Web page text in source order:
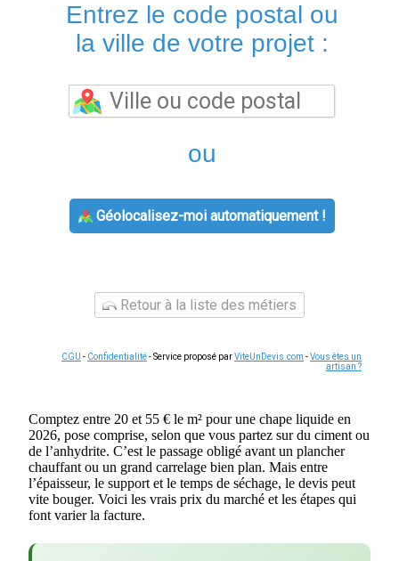
Entrez le code postal ou
la ville de votre projet :
ou
Géolocalisez-moi automatiquement !
Retour à la liste des métiers
CGU - Confidentialité- Service proposé parViteUnDevis.com -Vous êtes un
artisan ?
Comptez entre 20 et 55 € le m² pour une chape liquide en
2026, pose comprise, selon que vous partez sur du ciment ou
de l’anhydrite. C’est le passage obligé avant un plancher
chauffant ou un grand carrelage bien plan. Mais entre
l’épaisseur, le support et le temps de séchage, le devis peut
vite bouger. Voici les vrais prix du marché et les étapes qui
font varier la facture.